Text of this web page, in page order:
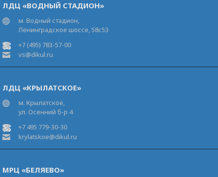
ЛДЦ «ВОДНЫЙ СТАДИОН»
м. Водный стадион,
Ленинградское шоссе, 58с53
+7 (495) 783-57-00
vs@dikul.ru
ЛДЦ «КРЫЛАТСКОЕ»
м. Крылатское,
ул. Осенний б-р 4
+7 495 779-30-30
krylatskoe@dikul.ru
МРЦ «БЕЛЯЕВО»